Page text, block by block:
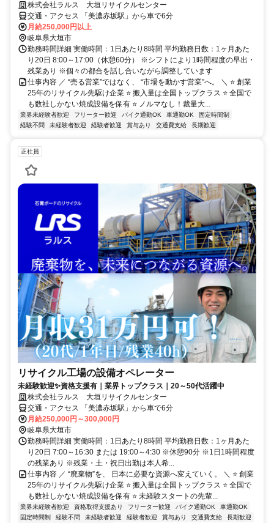
株式会社ラルス 大垣リサイクルセンター
交通・アクセス 「美濃赤坂駅」から車で6分
月給250,000円以上
岐阜県大垣市
勤務時間詳細 実働時間：1日あたり8時間 平均勤務日数：1ヶ月あた
り20日 8:00～17:00（休憩60分） ※シフトにより1時間程度の早出・
残業あり ※個々の都合を話し合いながら調整しています
仕事内容 ／ “売る営業”ではなく、 “市場を動かす営業”へ。 ＼ ⭐ 創業
25年のリサイクル先駆け企業 ⭐ 搬入量は全国トップクラス ⭐ 全国で
も数社しかない焼成設備を保有 ⭐ ノルマなし！裁量大...
業界未経験者歓迎 フリーター歓迎 バイク通勤OK 車通勤OK
固定時間制
経験不問
未経験者歓迎 経験者歓迎 賞与あり 交通費支給 長期歓迎
正社員
リサイクル工場の設備オペレーター
未経験歓迎✨資格支援有｜業界トップクラス｜20～50代活躍中
株式会社ラルス 大垣リサイクルセンター
交通・アクセス 「美濃赤坂駅」から車で6分
月給250,000円～300,000円
岐阜県大垣市
勤務時間詳細 実働時間：1日あたり8時間 平均勤務日数：1ヶ月あた
り20日 7:00～16:30 または 19:00～4:30 ※休憩90分 ※1日1時間程度
の残業あり ※残業・土・祝日出勤は本人希...
仕事内容 ／ “廃棄物”を、 日本に必要な資源へ変えていく。 ＼ ⭐ 創業
25年のリサイクル先駆け企業 ⭐ 搬入量は全国トップクラス ⭐ 全国で
も数社しかない焼成設備を保有 ⭐ 未経験スタートの先輩...
業界未経験者歓迎 資格取得支援あり フリーター歓迎 バイク通勤OK
車通勤OK
固定時間制
経験不問 未経験者歓迎 経験者歓迎 賞与あり 交通費支給
長期歓迎